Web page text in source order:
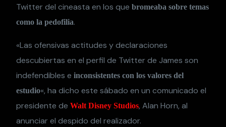
Twitter del cineasta en los quebromeaba sobre temas
como la pedofilia.
«Las ofensivas actitudes y declaraciones
descubiertas en el perfil de Twitter de James son
indefendibles e inconsistentes con los valores del
estudio«, ha dicho este sábado en un comunicado el
presidente deWalt Disney Studios, Alan Horn, al
anunciar el despido del realizador.